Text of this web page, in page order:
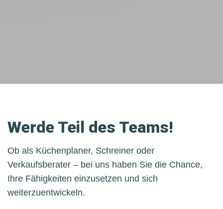
Werde Teil des Teams!
Ob als Küchenplaner, Schreiner oder
Verkaufsberater – bei uns haben Sie die Chance,
Ihre Fähigkeiten einzusetzen und sich
weiterzuentwickeln.